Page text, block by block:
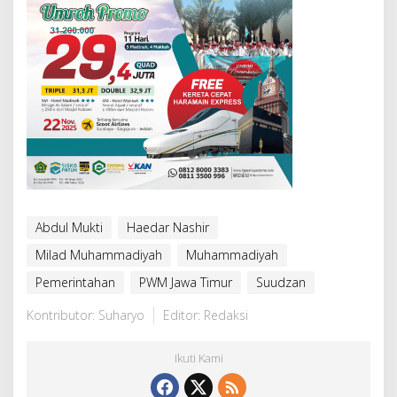
Abdul Mukti
Haedar Nashir
Milad Muhammadiyah
Muhammadiyah
Pemerintahan
PWM Jawa Timur
Suudzan
Kontributor: Suharyo
Editor: Redaksi
Ikuti Kami